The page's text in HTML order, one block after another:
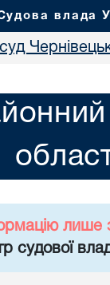
влада
лише
судової